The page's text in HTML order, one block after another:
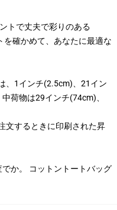
トで丈夫で彩りのある
確かめて、あなたに最適な
、1インチ(2.5cm)、21イン
荷物は29インチ(74cm)、
文するときに印刷された昇
か。 コットントートバッグ